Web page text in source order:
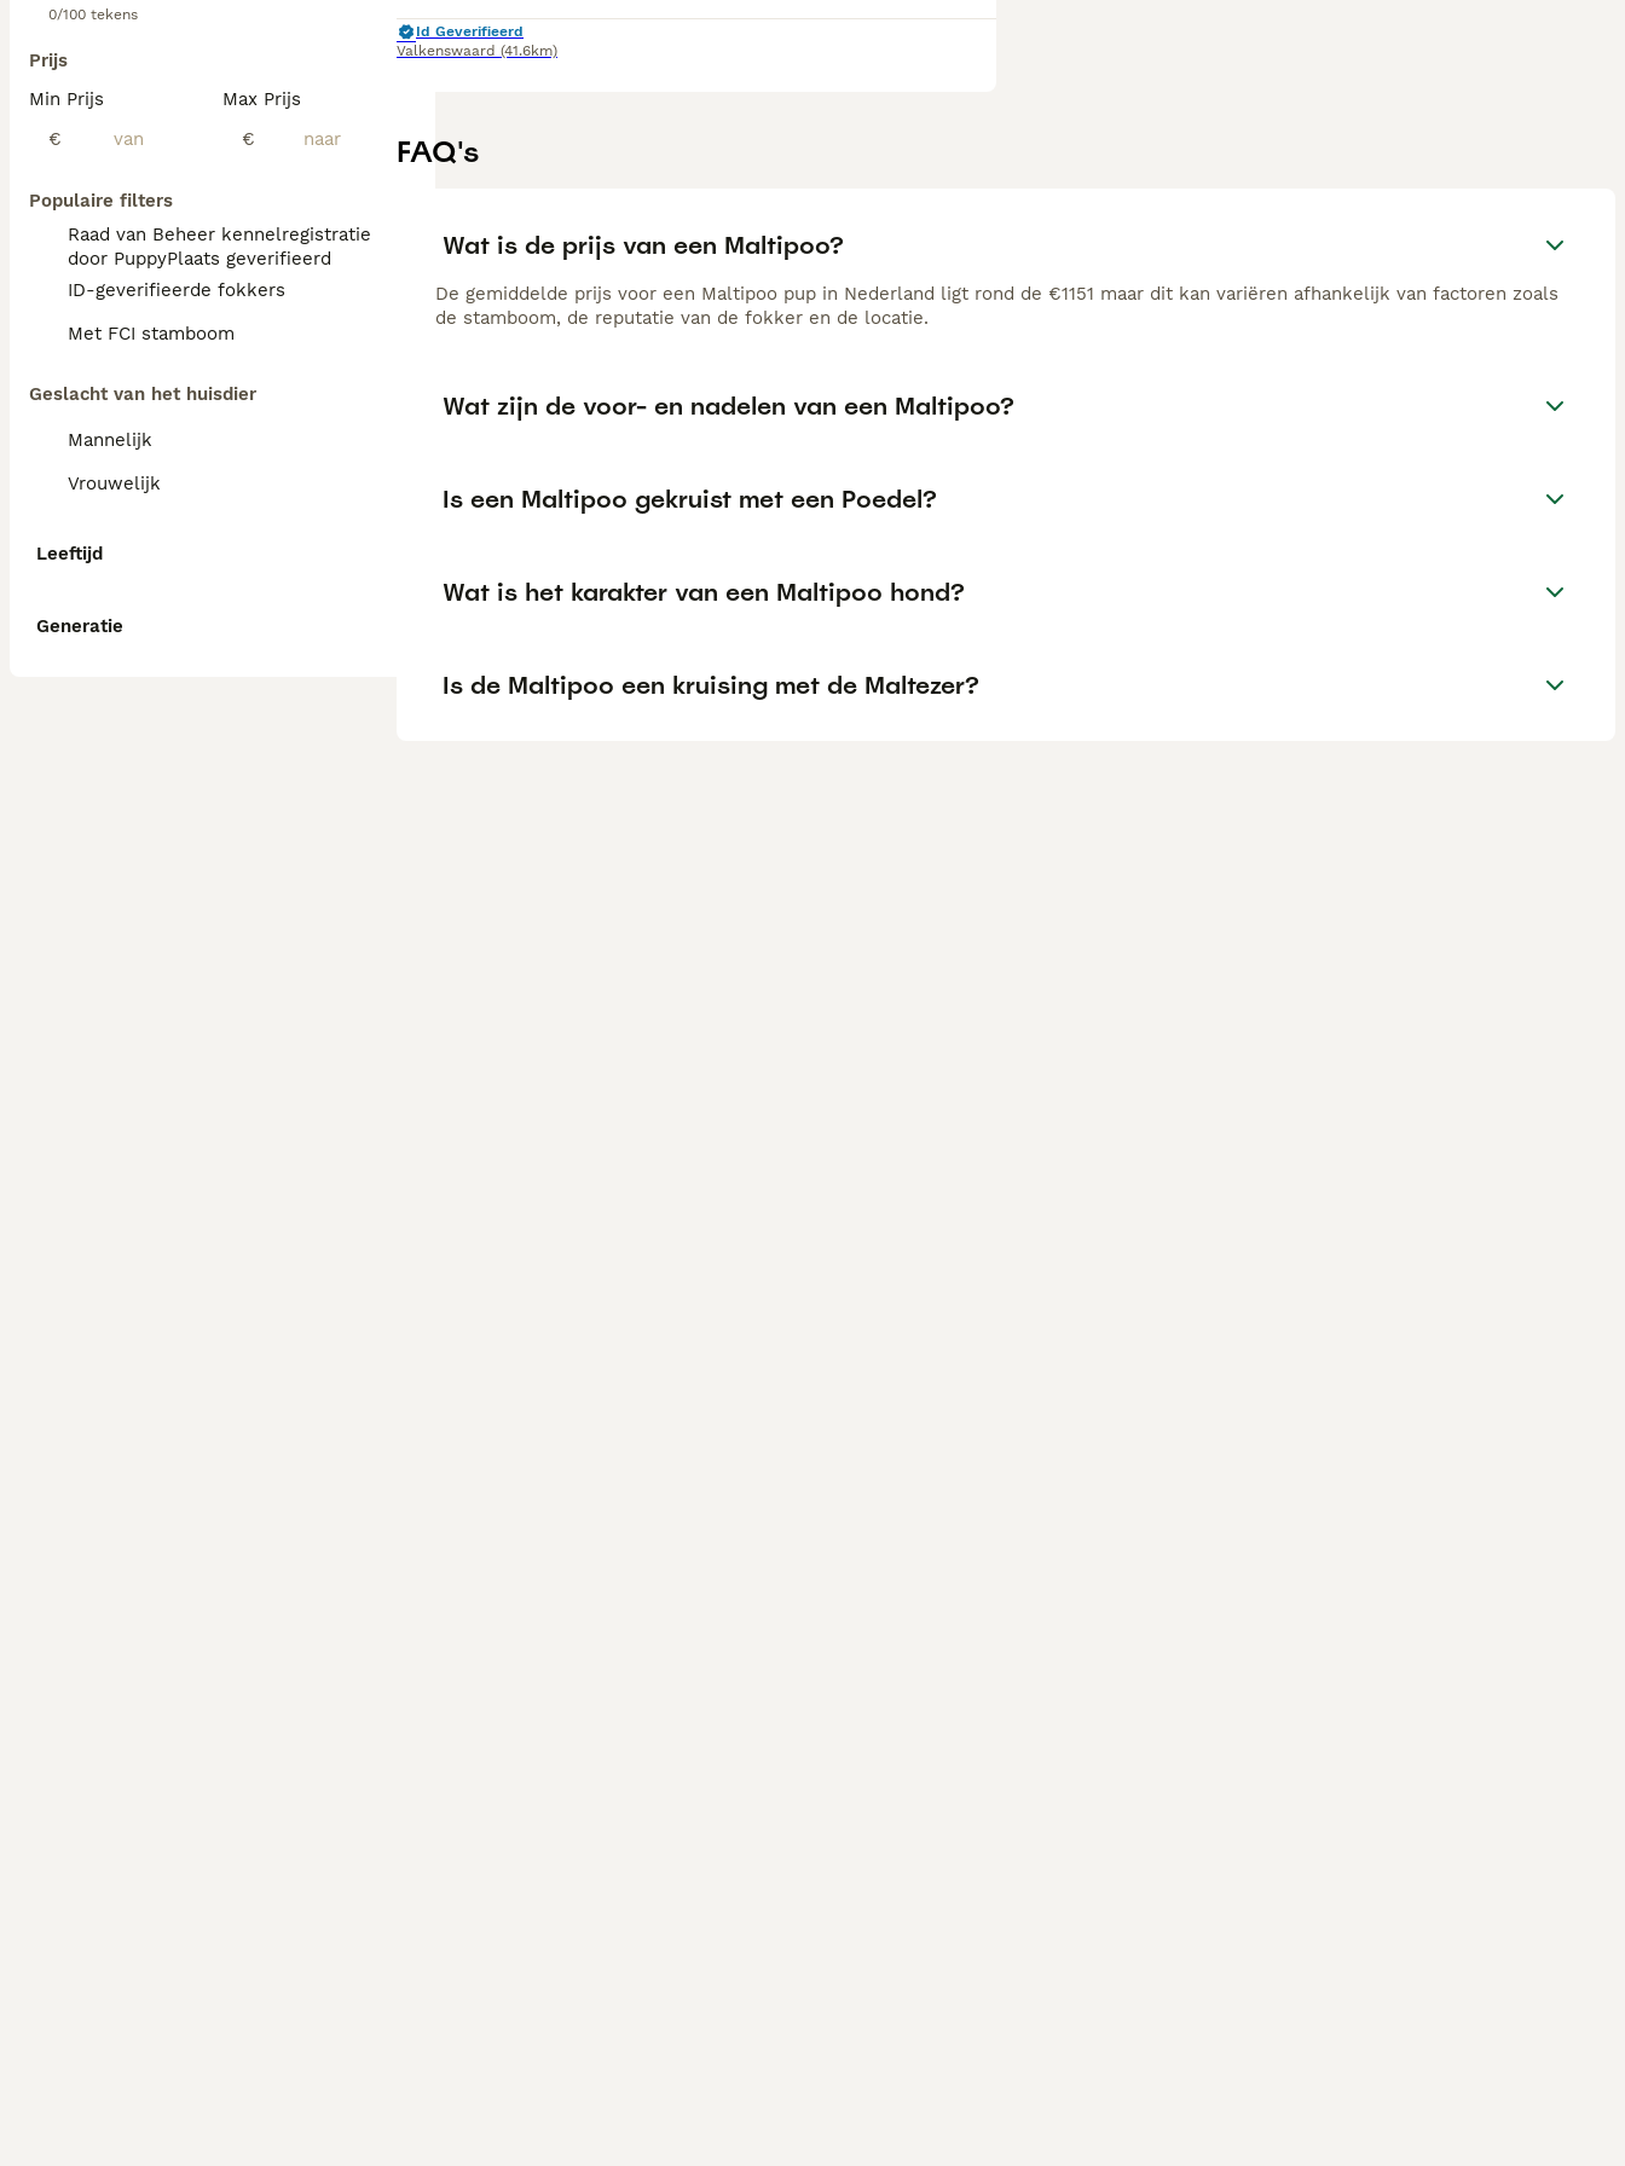
0/100 tekens
Prijs
Min Prijs
€
Max Prijs
€
Populaire filters
Raad van Beheer kennelregistratie
door PuppyPlaats geverifieerd
ID-geverifieerde fokkers
Met FCI stamboom
Geslacht van het huisdier
Mannelijk
Vrouwelijk
Leeftijd
Generatie
Id Geverifieerd
Valkenswaard (41.6km)
FAQ's
Wat is de prijs van een Maltipoo?
De gemiddelde prijs voor een Maltipoo pup in Nederland ligt rond de €1151 maar dit kan variëren afhankelijk van factoren zoals
de stamboom, de reputatie van de fokker en de locatie.
Wat zijn de voor- en nadelen van een Maltipoo?
Is een Maltipoo gekruist met een Poedel?
Wat is het karakter van een Maltipoo hond?
Is de Maltipoo een kruising met de Maltezer?